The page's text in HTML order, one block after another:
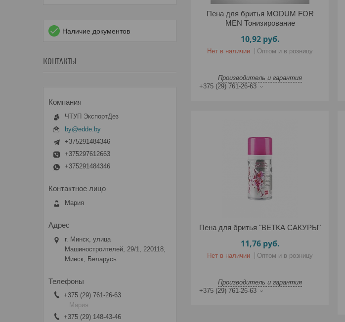
Пена для бритья MODUM FOR
MEN Тонизирование
10,92 руб.
Нет в наличии Оптом и в розницу
Производитель и гарантия
+375 (29) 761-26-63
Пена для бритья "ВЕТКА САКУРЫ"
11,76 руб.
Нет в наличии Оптом и в розницу
Производитель и гарантия
+375 (29) 761-26-63
Наличие документов
КОНТАКТЫ
ЧТУП ЭкспортДез
by@edde.by
+375291484346
+375297612663
+375291484346
Мария
г. Минск, улица
Машиностроителей, 29/1, 220118,
Минск, Беларусь
+375 (29) 761-26-63
Мария
+375 (29) 148-43-46